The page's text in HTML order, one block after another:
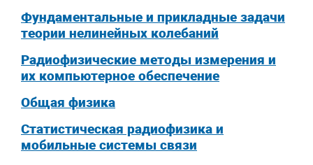
Фундаментальные и прикладные задачи
теории нелинейных колебаний
Радиофизические методы измерения и
их компьютерное обеспечение
Общая физика
Статистическая радиофизика и
мобильные системы связи